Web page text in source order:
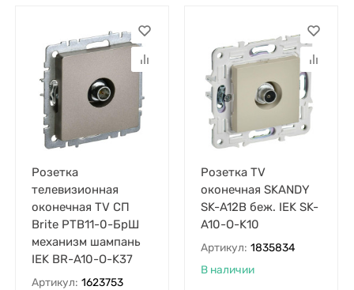
Розетка
телевизионная
оконечная TV СП
Brite РТВ11-0-БрШ
механизм шампань
IEK BR-A10-O-K37
Артикул: 1623753
Розетка TV
оконечная SKANDY
SK-A12B беж. IEK SK-
A10-O-K10
Артикул: 1835834
В наличии